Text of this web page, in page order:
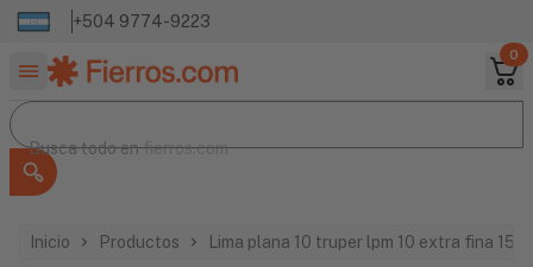
+504 9774-9223
0
Buscar productos
Busca todo en
Busca todo enfierros.com
Inicio Productos Lima plana 10 truper lpm 10 extra fina